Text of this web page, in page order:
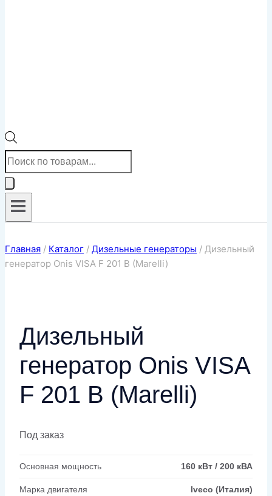
Поиск
товаров
Главная / Каталог / Дизельные генераторы / Дизельный
генератор Onis VISA F 201 B (Marelli)
Дизельный
генератор Onis VISA
F 201 B (Marelli)
Под заказ
Основная мощность 160 кВт / 200 кВА
Марка двигателя Iveco (Италия)